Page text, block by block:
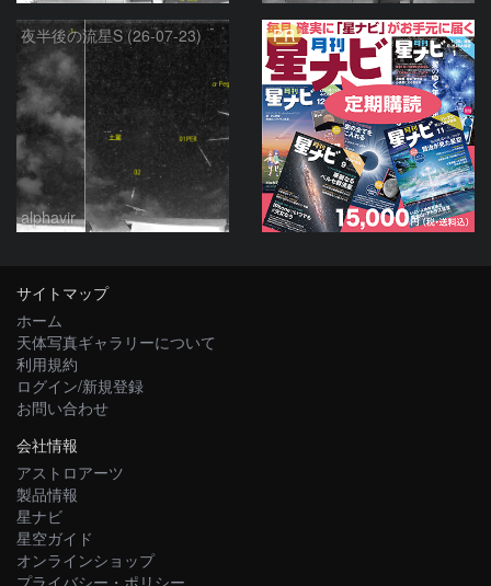
夜半後の流星S (26-07-23)
alphavir
PR
サイトマップ
ホーム
天体写真ギャラリーについて
利用規約
ログイン/新規登録
お問い合わせ
会社情報
アストロアーツ
製品情報
星ナビ
星空ガイド
オンラインショップ
プライバシー・ポリシー